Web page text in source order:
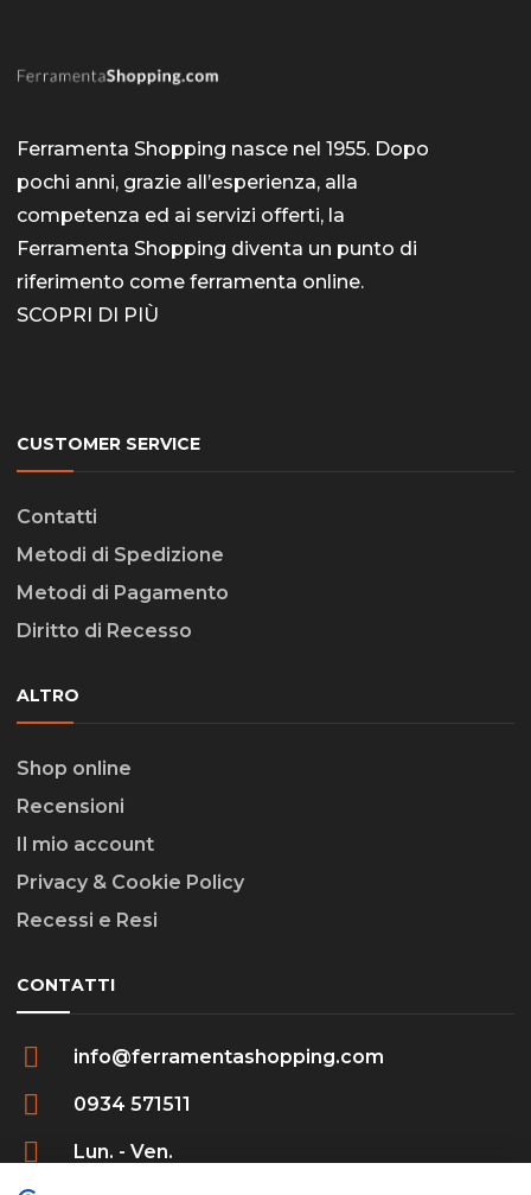
Ferramenta Shopping nasce nel 1955. Dopo
pochi anni, grazie all’esperienza, alla
competenza ed ai servizi offerti, la
Ferramenta Shopping diventa un punto di
riferimento come ferramenta online.
SCOPRI DI PIÙ
CUSTOMER SERVICE
Contatti
Metodi di Spedizione
Metodi di Pagamento
Diritto di Recesso
ALTRO
Shop online
Recensioni
Il mio account
Privacy & Cookie Policy
Recessi e Resi
CONTATTI
info@ferramentashopping.com
0934 571511
Lun. - Ven.